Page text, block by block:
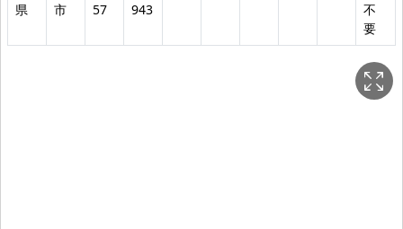
県
市
57
943
不
要